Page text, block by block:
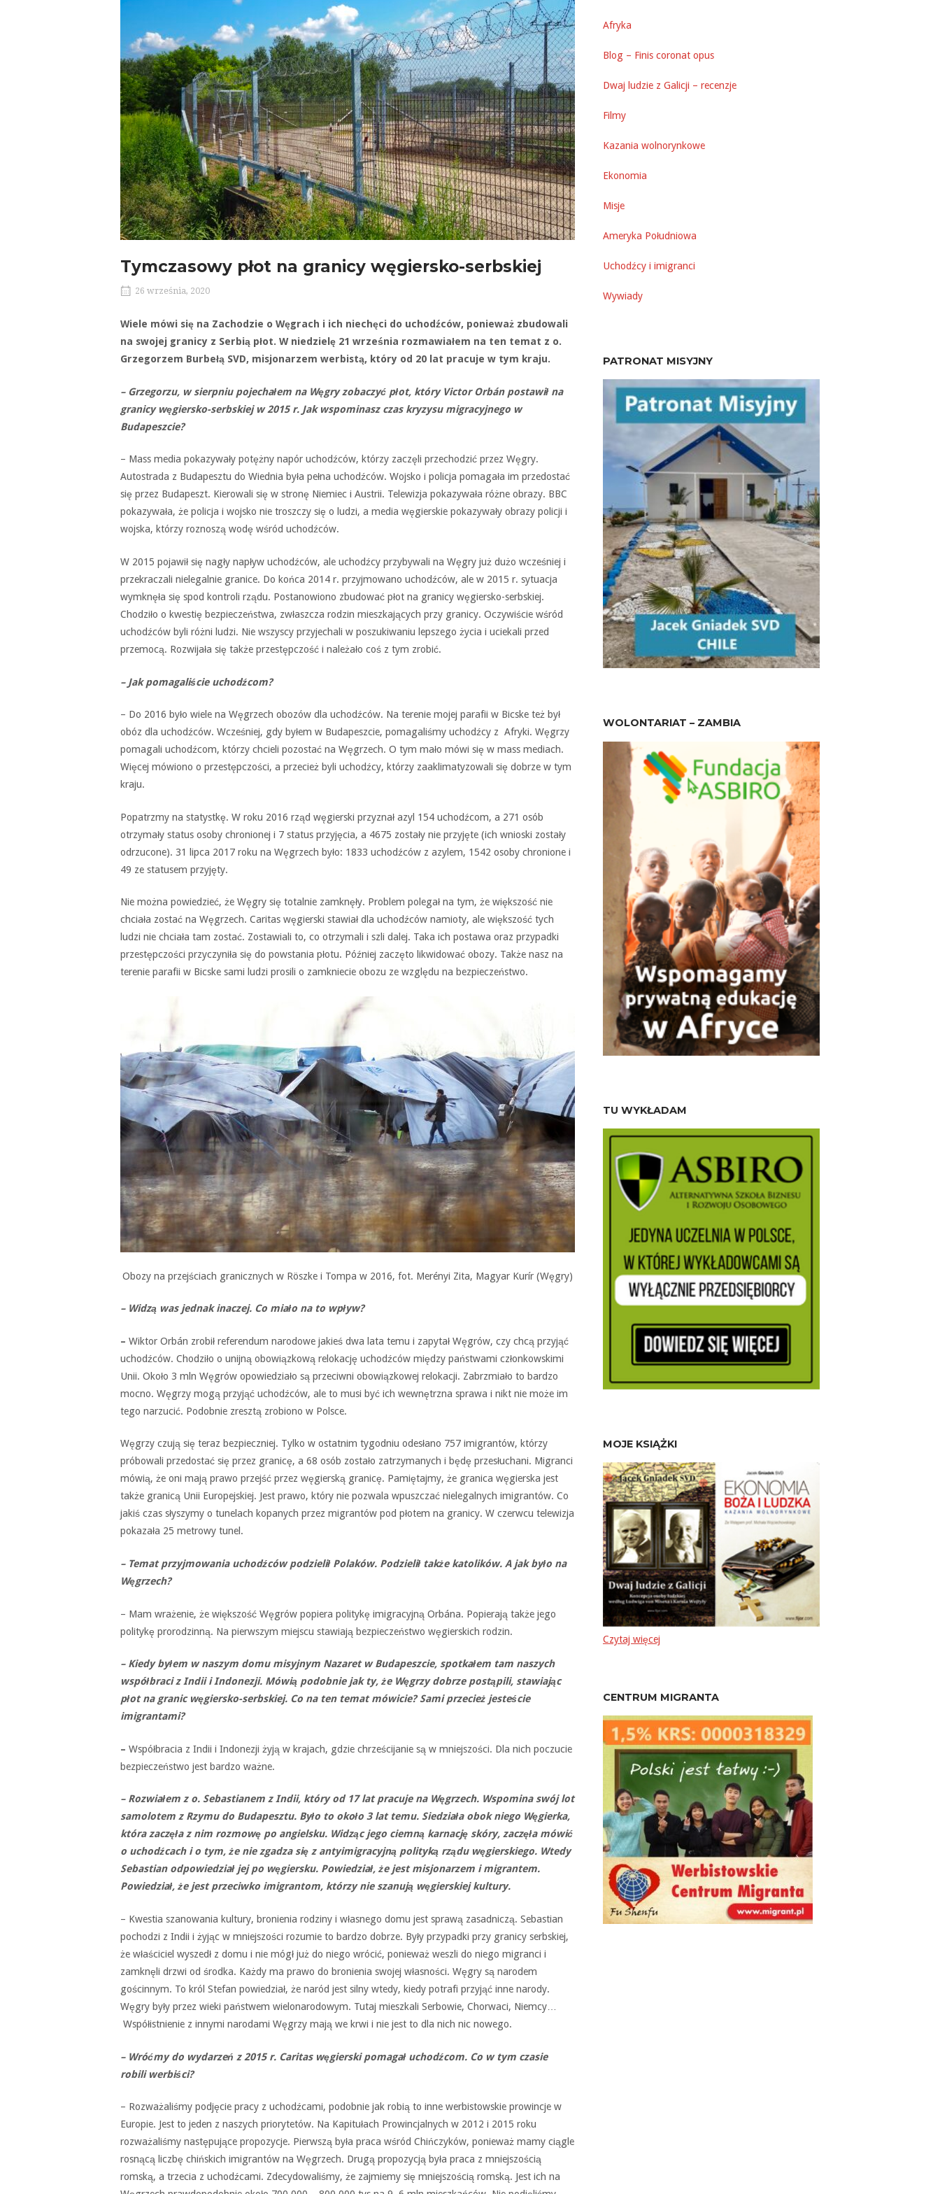
Tymczasowy płot na granicy węgiersko-serbskiej
26 września, 2020
Wiele mówi się na Zachodzie o Węgrach i ich niechęci do uchodźców, ponieważ zbudowali
na swojej granicy z Serbią płot. W niedzielę 21 września rozmawiałem na ten temat z o.
Grzegorzem Burbełą SVD, misjonarzem werbistą, który od 20 lat pracuje w tym kraju.
– Grzegorzu, w sierpniu pojechałem na Węgry zobaczyć płot, który Victor Orbán postawił na
granicy węgiersko-serbskiej w 2015 r. Jak wspominasz czas kryzysu migracyjnego w
Budapeszcie?
– Mass media pokazywały potężny napór uchodźców, którzy zaczęli przechodzić przez Węgry.
Autostrada z Budapesztu do Wiednia była pełna uchodźców. Wojsko i policja pomagała im przedostać
się przez Budapeszt. Kierowali się w stronę Niemiec i Austrii. Telewizja pokazywała różne obrazy. BBC
pokazywała, że policja i wojsko nie troszczy się o ludzi, a media węgierskie pokazywały obrazy policji i
wojska, którzy roznoszą wodę wśród uchodźców.
W 2015 pojawił się nagły napływ uchodźców, ale uchodźcy przybywali na Węgry już dużo wcześniej i
przekraczali nielegalnie granice. Do końca 2014 r. przyjmowano uchodźców, ale w 2015 r. sytuacja
wymknęła się spod kontroli rządu. Postanowiono zbudować płot na granicy węgiersko-serbskiej.
Chodziło o kwestię bezpieczeństwa, zwłaszcza rodzin mieszkających przy granicy. Oczywiście wśród
uchodźców byli różni ludzi. Nie wszyscy przyjechali w poszukiwaniu lepszego życia i uciekali przed
przemocą. Rozwijała się także przestępczość i należało coś z tym zrobić.
– Jak pomagaliście uchodźcom?
– Do 2016 było wiele na Węgrzech obozów dla uchodźców. Na terenie mojej parafii w Bicske też był
obóz dla uchodźców. Wcześniej, gdy byłem w Budapeszcie, pomagaliśmy uchodźcy z Afryki. Węgrzy
pomagali uchodźcom, którzy chcieli pozostać na Węgrzech. O tym mało mówi się w mass mediach.
Więcej mówiono o przestępczości, a przecież byli uchodźcy, którzy zaaklimatyzowali się dobrze w tym
kraju.
Popatrzmy na statystkę. W roku 2016 rząd węgierski przyznał azyl 154 uchodźcom, a 271 osób
otrzymały status osoby chronionej i 7 status przyjęcia, a 4675 zostały nie przyjęte (ich wnioski zostały
odrzucone). 31 lipca 2017 roku na Węgrzech było: 1833 uchodźców z azylem, 1542 osoby chronione i
49 ze statusem przyjęty.
Nie można powiedzieć, że Węgry się totalnie zamknęły. Problem polegał na tym, że większość nie
chciała zostać na Węgrzech. Caritas węgierski stawiał dla uchodźców namioty, ale większość tych
ludzi nie chciała tam zostać. Zostawiali to, co otrzymali i szli dalej. Taka ich postawa oraz przypadki
przestępczości przyczyniła się do powstania płotu. Później zaczęto likwidować obozy. Także nasz na
terenie parafii w Bicske sami ludzi prosili o zamkniecie obozu ze względu na bezpieczeństwo.
Obozy na przejściach granicznych w Röszke i Tompa w 2016, fot. Merényi Zita, Magyar Kurír (Węgry)
– Widzą was jednak inaczej. Co miało na to wpływ?
– Wiktor Orbán zrobił referendum narodowe jakieś dwa lata temu i zapytał Węgrów, czy chcą przyjąć
uchodźców. Chodziło o unijną obowiązkową relokację uchodźców między państwami członkowskimi
Unii. Około 3 mln Węgrów opowiedziało są przeciwni obowiązkowej relokacji. Zabrzmiało to bardzo
mocno. Węgrzy mogą przyjąć uchodźców, ale to musi być ich wewnętrzna sprawa i nikt nie może im
tego narzucić. Podobnie zresztą zrobiono w Polsce.
Węgrzy czują się teraz bezpieczniej. Tylko w ostatnim tygodniu odesłano 757 imigrantów, którzy
próbowali przedostać się przez granicę, a 68 osób zostało zatrzymanych i będę przesłuchani. Migranci
mówią, że oni mają prawo przejść przez węgierską granicę. Pamiętajmy, że granica węgierska jest
także granicą Unii Europejskiej. Jest prawo, który nie pozwala wpuszczać nielegalnych imigrantów. Co
jakiś czas słyszymy o tunelach kopanych przez migrantów pod płotem na granicy. W czerwcu telewizja
pokazała 25 metrowy tunel.
– Temat przyjmowania uchodźców podzielił Polaków. Podzielił także katolików. A jak było na
Węgrzech?
– Mam wrażenie, że większość Węgrów popiera politykę imigracyjną Orbána. Popierają także jego
politykę prorodzinną. Na pierwszym miejscu stawiają bezpieczeństwo węgierskich rodzin.
– Kiedy byłem w naszym domu misyjnym Nazaret w Budapeszcie, spotkałem tam naszych
współbraci z Indii i Indonezji. Mówią podobnie jak ty, że Węgrzy dobrze postąpili, stawiając
płot na granic węgiersko-serbskiej. Co na ten temat mówicie? Sami przecież jesteście
imigrantami?
– Współbracia z Indii i Indonezji żyją w krajach, gdzie chrześcijanie są w mniejszości. Dla nich poczucie
bezpieczeństwo jest bardzo ważne.
– Rozwiałem z o. Sebastianem z Indii, który od 17 lat pracuje na Węgrzech. Wspomina swój lot
samolotem z Rzymu do Budapesztu. Było to około 3 lat temu. Siedziała obok niego Węgierka,
która zaczęła z nim rozmowę po angielsku. Widząc jego ciemną karnację skóry, zaczęła mówić
o uchodźcach i o tym, że nie zgadza się z antyimigracyjną polityką rządu węgierskiego. Wtedy
Sebastian odpowiedział jej po węgiersku. Powiedział, że jest misjonarzem i migrantem.
Powiedział, że jest przeciwko imigrantom, którzy nie szanują węgierskiej kultury.
– Kwestia szanowania kultury, bronienia rodziny i własnego domu jest sprawą zasadniczą. Sebastian
pochodzi z Indii i żyjąc w mniejszości rozumie to bardzo dobrze. Były przypadki przy granicy serbskiej,
że właściciel wyszedł z domu i nie mógł już do niego wrócić, ponieważ weszli do niego migranci i
zamknęli drzwi od środka. Każdy ma prawo do bronienia swojej własności. Węgry są narodem
gościnnym. To król Stefan powiedział, że naród jest silny wtedy, kiedy potrafi przyjąć inne narody.
Węgry były przez wieki państwem wielonarodowym. Tutaj mieszkali Serbowie, Chorwaci, Niemcy…
Współistnienie z innymi narodami Węgrzy mają we krwi i nie jest to dla nich nic nowego.
– Wróćmy do wydarzeń z 2015 r. Caritas węgierski pomagał uchodźcom. Co w tym czasie
robili werbiści?
– Rozważaliśmy podjęcie pracy z uchodźcami, podobnie jak robią to inne werbistowskie prowincje w
Europie. Jest to jeden z naszych priorytetów. Na Kapitułach Prowincjalnych w 2012 i 2015 roku
rozważaliśmy następujące propozycje. Pierwszą była praca wśród Chińczyków, ponieważ mamy ciągle
rosnącą liczbę chińskich imigrantów na Węgrzech. Drugą propozycją była praca z mniejszością
romską, a trzecia z uchodźcami. Zdecydowaliśmy, że zajmiemy się mniejszością romską. Jest ich na
Afryka
Blog – Finis coronat opus
Dwaj ludzie z Galicji – recenzje
Filmy
Kazania wolnorynkowe
Ekonomia
Misje
Ameryka Południowa
Uchodźcy i imigranci
Wywiady
PATRONAT MISYJNY
WOLONTARIAT – ZAMBIA
TU WYKŁADAM
MOJE KSIĄŻKI
Czytaj więcej
CENTRUM MIGRANTA